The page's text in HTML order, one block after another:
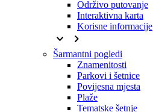
Održivo putovanje
Interaktivna karta
Korisne informacije
keyboard_arrow_down keyboard_arrow_right
Šarmantni pogledi
Znamenitosti
Parkovi i šetnice
Povijesna mjesta
Plaže
Tematske šetnje